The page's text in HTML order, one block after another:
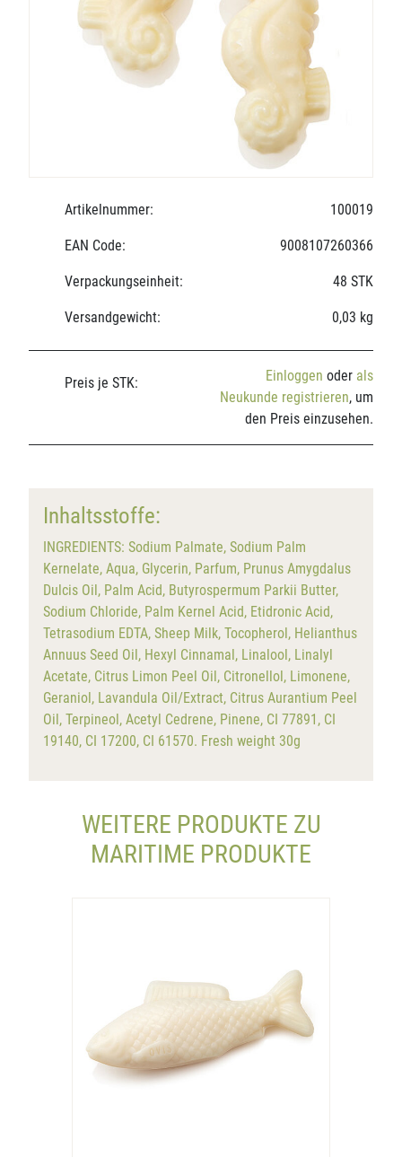
Artikelnummer: 100019
EAN Code: 9008107260366
Verpackungseinheit: 48 STK
Versandgewicht: 0,03 kg
Preis je STK: Einloggen oder als
Neukunde registrieren, um
den Preis einzusehen.
Inhaltsstoffe:
INGREDIENTS: Sodium Palmate, Sodium Palm
Kernelate, Aqua, Glycerin, Parfum, Prunus Amygdalus
Dulcis Oil, Palm Acid, Butyrospermum Parkii Butter,
Sodium Chloride, Palm Kernel Acid, Etidronic Acid,
Tetrasodium EDTA, Sheep Milk, Tocopherol, Helianthus
Annuus Seed Oil, Hexyl Cinnamal, Linalool, Linalyl
Acetate, Citrus Limon Peel Oil, Citronellol, Limonene,
Geraniol, Lavandula Oil/Extract, Citrus Aurantium Peel
Oil, Terpineol, Acetyl Cedrene, Pinene, CI 77891, CI
19140, CI 17200, CI 61570. Fresh weight 30g
WEITERE PRODUKTE ZU
MARITIME PRODUKTE